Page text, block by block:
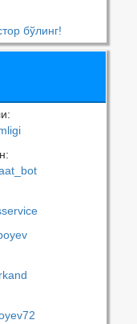
бўлинг!